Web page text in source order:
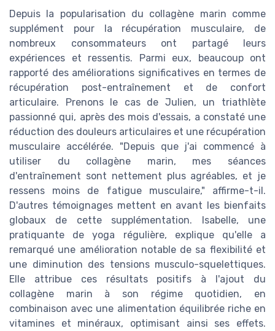
Depuis la popularisation du collagène marin comme
supplément pour la récupération musculaire, de
nombreux consommateurs ont partagé leurs
expériences et ressentis. Parmi eux, beaucoup ont
rapporté des améliorations significatives en termes de
récupération post-entraînement et de confort
articulaire. Prenons le cas de Julien, un triathlète
passionné qui, après des mois d'essais, a constaté une
réduction des douleurs articulaires et une récupération
musculaire accélérée. "Depuis que j'ai commencé à
utiliser du collagène marin, mes séances
d'entraînement sont nettement plus agréables, et je
ressens moins de fatigue musculaire," affirme-t-il.
D'autres témoignages mettent en avant les bienfaits
globaux de cette supplémentation. Isabelle, une
pratiquante de yoga régulière, explique qu'elle a
remarqué une amélioration notable de sa flexibilité et
une diminution des tensions musculo-squelettiques.
Elle attribue ces résultats positifs à l'ajout du
collagène marin à son régime quotidien, en
combinaison avec une alimentation équilibrée riche en
vitamines et minéraux, optimisant ainsi ses effets.